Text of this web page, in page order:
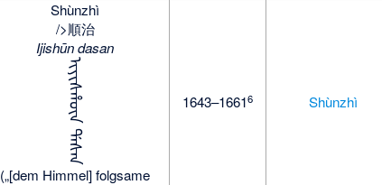
Shùnzhì
/>順治
Ijishūn dasan
ᡳᡪᡳᠰᡥᡡᠨ ᡩᠠᠰᠠᠨ
(„[dem Himmel] folgsame
1643–16616 Shùnzhì